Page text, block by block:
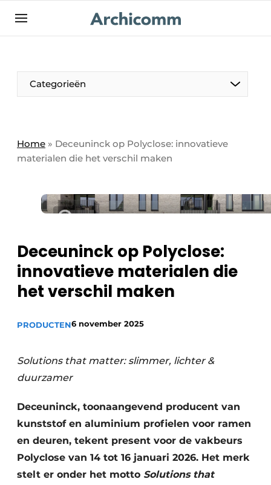
NL be-FR
Categorieën
Home » Deceuninck op Polyclose: innovatieve
materialen die het verschil maken
Deceuninck op Polyclose:
innovatieve materialen die
het verschil maken
PRODUCTEN6 november 2025
Solutions that matter: slimmer, lichter &
duurzamer
Deceuninck, toonaangevend producent van
kunststof en aluminium profielen voor ramen
en deuren, tekent present voor de vakbeurs
Polyclose van 14 tot 16 januari 2026. Het merk
stelt er onder het motto Solutions that